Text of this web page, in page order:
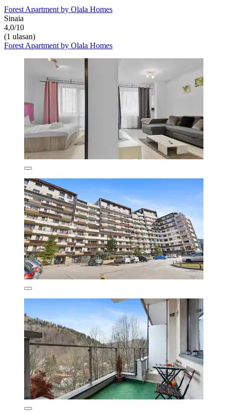
Forest Apartment by Olala Homes
Sinaia
4,0/10
(1 ulasan)
Forest Apartment by Olala Homes